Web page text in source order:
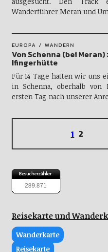
Wanderführer Meran und
EUROPA WANDERN
Von Schenna (bei Meran)
Ifingerhütte
Für 14 Tage hatten wir uns
in Schenna, oberhalb von
ersten Tag nach unserer
1 2
289.871
Reisekarte und
Wanderkarte
Reisekarte